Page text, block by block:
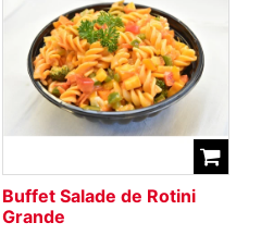
Buffet Salade de Rotini
Grande